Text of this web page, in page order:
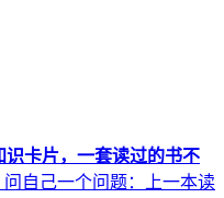
卡片，一套读过的书不
自己一个问题：上一本读